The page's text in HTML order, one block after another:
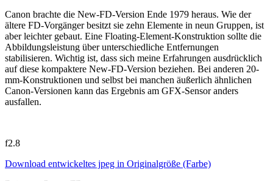
Canon brachte die New-FD-Version Ende 1979 heraus. Wie der
ältere FD-Vorgänger besitzt sie zehn Elemente in neun Gruppen, ist
aber leichter gebaut. Eine Floating-Element-Konstruktion sollte die
Abbildungsleistung über unterschiedliche Entfernungen
stabilisieren. Wichtig ist, dass sich meine Erfahrungen ausdrücklich
auf diese kompaktere New-FD-Version beziehen. Bei anderen 20-
mm-Konstruktionen und selbst bei manchen äußerlich ähnlichen
Canon-Versionen kann das Ergebnis am GFX-Sensor anders
ausfallen.
f2.8
Download entwickeltes jpeg in Originalgröße (Farbe)